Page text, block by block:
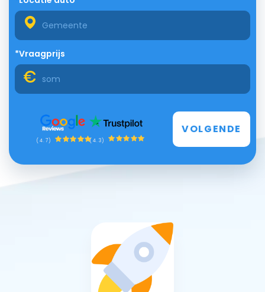
*Vraagprijs
(4.7) (4.3)
VOLGENDE